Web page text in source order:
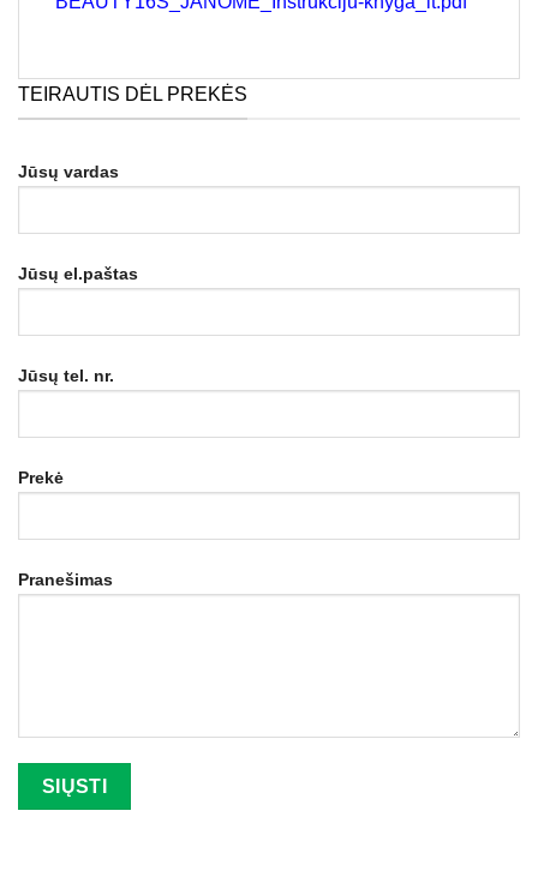
TEIRAUTIS DĖL PREKĖS
Jūsų vardas
Jūsų el.paštas
Jūsų tel. nr.
Prekė
Pranešimas